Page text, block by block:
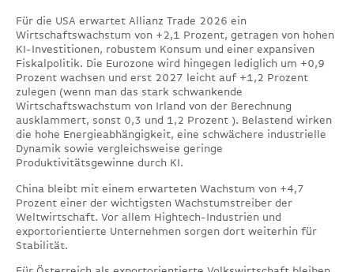
Für die USA erwartet Allianz Trade 2026 ein
Wirtschaftswachstum von +2,1 Prozent, getragen von hohen
KI-Investitionen, robustem Konsum und einer expansiven
Fiskalpolitik. Die Eurozone wird hingegen lediglich um +0,9
Prozent wachsen und erst 2027 leicht auf +1,2 Prozent
zulegen (wenn man das stark schwankende
Wirtschaftswachstum von Irland von der Berechnung
ausklammert, sonst 0,3 und 1,2 Prozent ). Belastend wirken
die hohe Energieabhängigkeit, eine schwächere industrielle
Dynamik sowie vergleichsweise geringe
Produktivitätsgewinne durch KI.
China bleibt mit einem erwarteten Wachstum von +4,7
Prozent einer der wichtigsten Wachstumstreiber der
Weltwirtschaft. Vor allem Hightech-Industrien und
exportorientierte Unternehmen sorgen dort weiterhin für
Stabilität.